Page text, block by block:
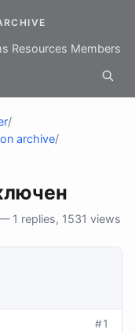
Resources Members
/
archive/
1 replies, 1531 views
#1